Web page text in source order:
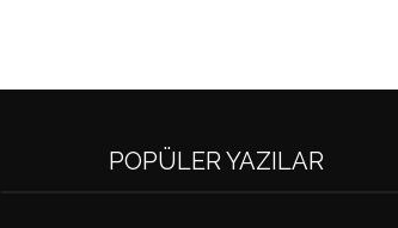
POPÜLER YAZILAR